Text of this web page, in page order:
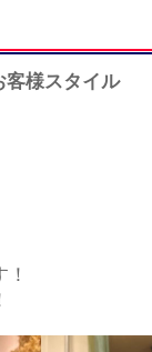
客様スタイル